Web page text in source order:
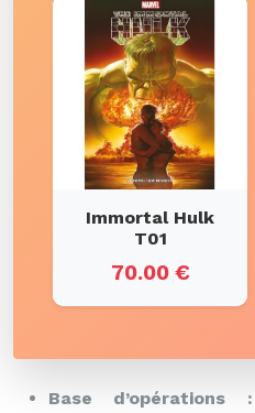
Immortal Hulk
T01
70.00 €
Base d’opérations :